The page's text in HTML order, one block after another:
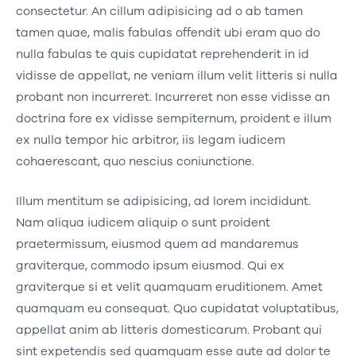
consectetur. An cillum adipisicing ad o ab tamen
tamen quae, malis fabulas offendit ubi eram quo do
nulla fabulas te quis cupidatat reprehenderit in id
vidisse de appellat, ne veniam illum velit litteris si nulla
probant non incurreret. Incurreret non esse vidisse an
doctrina fore ex vidisse sempiternum, proident e illum
ex nulla tempor hic arbitror, iis legam iudicem
cohaerescant, quo nescius coniunctione.
Illum mentitum se adipisicing, ad lorem incididunt.
Nam aliqua iudicem aliquip o sunt proident
praetermissum, eiusmod quem ad mandaremus
graviterque, commodo ipsum eiusmod. Qui ex
graviterque si et velit quamquam eruditionem. Amet
quamquam eu consequat. Quo cupidatat voluptatibus,
appellat anim ab litteris domesticarum. Probant qui
sint expetendis sed quamquam esse aute ad dolor te